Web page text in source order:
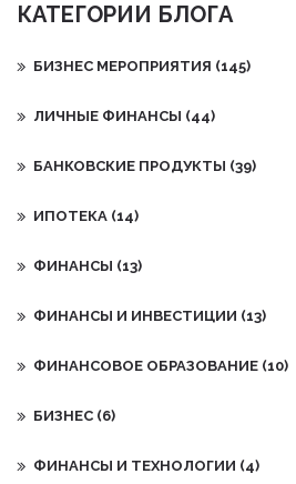
пользы от любого события. Всё
КАТЕГОРИИ БЛОГА
БИЗНЕС МЕРОПРИЯТИЯ (145)
ЛИЧНЫЕ ФИНАНСЫ (44)
БАНКОВСКИЕ ПРОДУКТЫ (39)
ИПОТЕКА (14)
ФИНАНСЫ (13)
ФИНАНСЫ И ИНВЕСТИЦИИ (13)
ФИНАНСОВОЕ ОБРАЗОВАНИЕ (10)
БИЗНЕС (6)
ФИНАНСЫ И ТЕХНОЛОГИИ (4)